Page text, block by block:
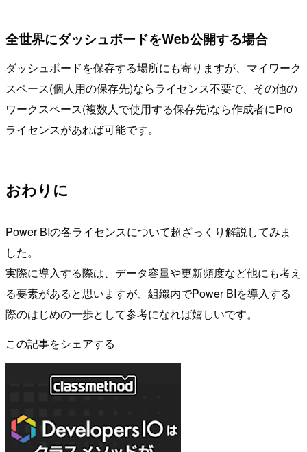
全世界にダッシュボードをWeb公開する場合
ダッシュボードを保存する場所にも寄りますが、マイワーク
スペース(個人用の保存先)ならライセンス不要で、その他の
ワークスペース(複数人で使用する保存先)なら作成者にPro
ライセンスがあれば可能です。
おわりに
Power BIの各ライセンスについて超ざっくり解説してみま
した。
実際に導入する際は、データ容量や更新頻度など他にも考え
る要素があると思いますが、組織内でPower BIを導入する
際のはじめの一歩として参考になれば嬉しいです。
この記事をシェアする